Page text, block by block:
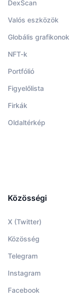
DexScan
Valós eszközök
Globális grafikonok
NFT-k
Portfólió
Figyelőlista
Firkák
Oldaltérkép
Közösségi
X (Twitter)
Közösség
Telegram
Instagram
Facebook